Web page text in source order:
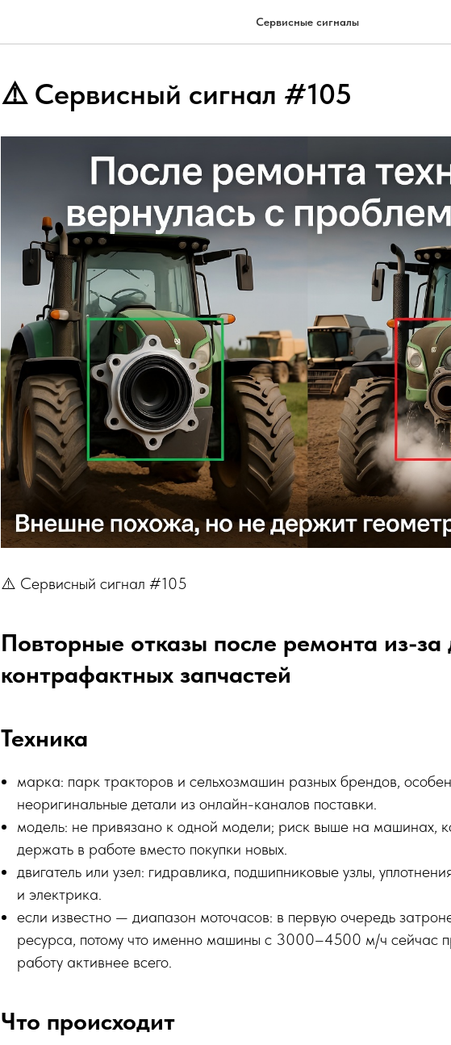
Сервисные сигналы
⚠️ Сервисный сигнал #105
⚠️ Сервисный сигнал #105
Повторные отказы после ремонта из-
контрафактных запчастей
Техника
марка: парк тракторов и сельхозмашин разных брендов,
неоригинальные детали из онлайн-каналов поставки.
модель: не привязано к одной модели; риск выше на машинах,
держать в работе вместо покупки новых.
двигатель или узел: гидравлика, подшипниковые узлы,
и электрика.
если известно — диапазон моточасов: в первую очередь
ресурса, потому что именно машины с 3000–4500 м/ч сейчас
работу активнее всего.
Что происходит